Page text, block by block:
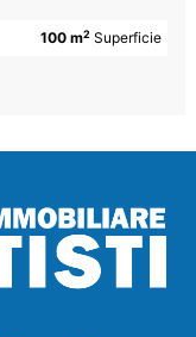
100 m2 Superficie